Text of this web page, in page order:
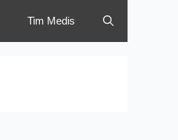
Tim Medis